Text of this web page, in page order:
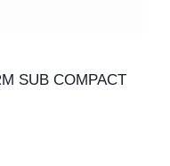
SUB COMPACT